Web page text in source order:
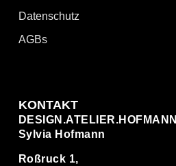
Datenschutz
AGBs
KONTAKT
DESIGN.ATELIER.HOFMANN
Sylvia Hofmann
Roßruck 1,